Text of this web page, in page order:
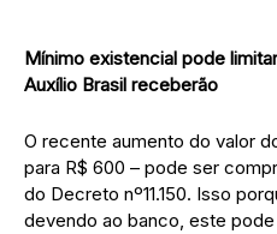
Mínimo existencial pode
Auxílio Brasil receberão
O recente aumento do valor
para R$ 600 – pode ser
do Decreto nº11.150. Isso
devendo ao banco, este